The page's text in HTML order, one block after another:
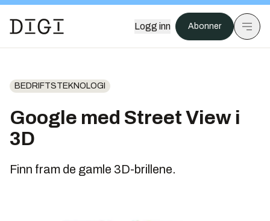
Logg inn Abonner
BEDRIFTSTEKNOLOGI
Google med Street View i
3D
Finn fram de gamle 3D-brillene.